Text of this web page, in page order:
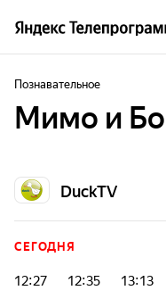
Познавательное
Мимо и
DuckTV
СЕГОДНЯ
12:27 12:35 13:13